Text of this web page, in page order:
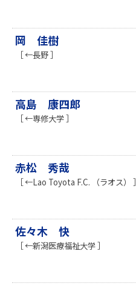
岡 佳樹
［ ←長野 ］
高島 康四郎
［ ←専修大学 ］
赤松 秀哉
［ ←Lao Toyota F.C. （ラオス） ］
佐々木 快
［ ←新潟医療福祉大学 ］